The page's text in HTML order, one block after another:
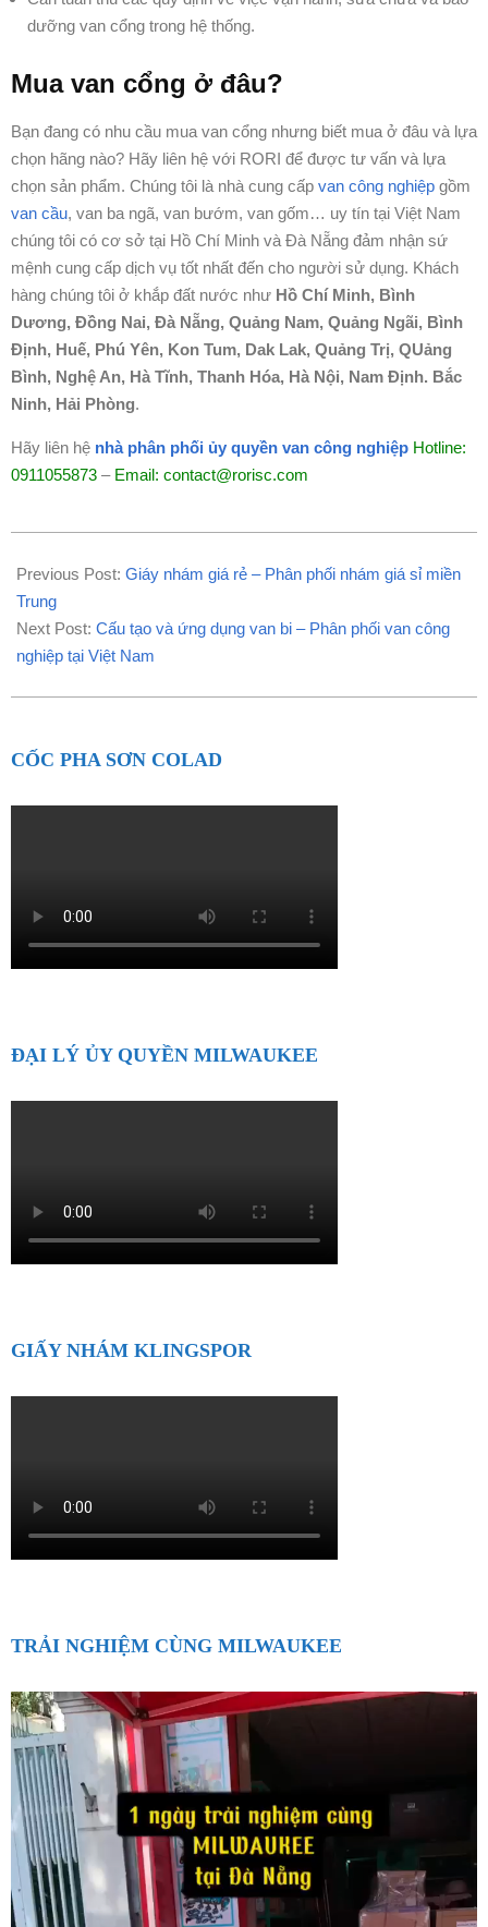
dưỡng van cổng trong hệ thống.
Mua van cổng ở đâu?
Bạn đang có nhu cầu mua van cổng nhưng biết mua ở đâu và lựa
chọn hãng nào? Hãy liên hệ với RORI để được tư vấn và lựa
chọn sản phẩm. Chúng tôi là nhà cung cấp van công nghiệp gồm
van cầu, van ba ngã, van bướm, van gốm… uy tín tại Việt Nam
chúng tôi có cơ sở tại Hồ Chí Minh và Đà Nẵng đảm nhận sứ
mệnh cung cấp dịch vụ tốt nhất đến cho người sử dụng. Khách
hàng chúng tôi ở khắp đất nước như Hồ Chí Minh, Bình
Dương, Đồng Nai, Đà Nẵng, Quảng Nam, Quảng Ngãi, Bình
Định, Huế, Phú Yên, Kon Tum, Dak Lak, Quảng Trị, QUảng
Bình, Nghệ An, Hà Tĩnh, Thanh Hóa, Hà Nội, Nam Định. Bắc
Ninh, Hải Phòng.
Hãy liên hệ nhà phân phối ủy quyền van công nghiệp Hotline:
0911055873 – Email: contact@rorisc.com
04-
19
Previous Post: Giáy nhám giá rẻ – Phân phối nhám giá sỉ miền
Trung
Next Post: Cấu tạo và ứng dụng van bi – Phân phối van công
nghiệp tại Việt Nam
CỐC PHA SƠN COLAD
ĐẠI LÝ ỦY QUYỀN MILWAUKEE
GIẤY NHÁM KLINGSPOR
TRẢI NGHIỆM CÙNG MILWAUKEE